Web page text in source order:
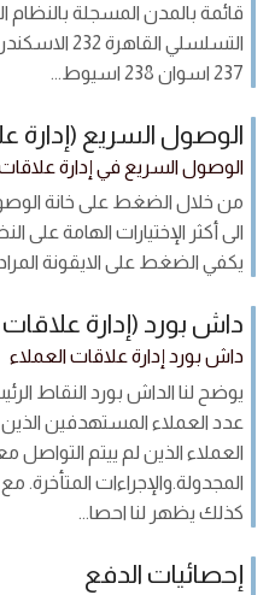
قائمة بالمدن المسجلة بالنظام
237 اسوان 238 اسيوط...
الوصول السريع (إدارة
الوصول السريع في إدارة
من خلال الضغط على خانة
الى أكثر الإختيارات الهامة
يكفي الضغط على الايقونة المراد
داش بورد (إدارة علاقات
داش بورد إدارة علاقات العملاء
يوضح لنا الداش بورد النقاط
عدد العملاء المستهدفين
العملاء الذين لم ييتم التواصل
المجدولة.والإجراءات
كذلك يظهر لنا احصا...
إحصائيات الدفع